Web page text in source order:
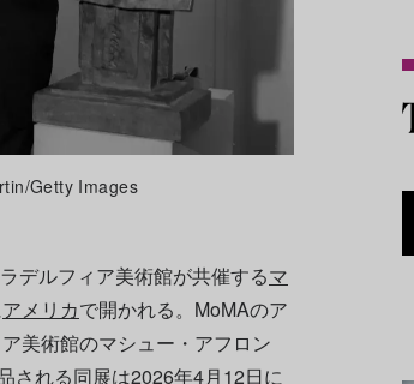
Getty Images
デルフィア美術館が共催するマ
アメリカで開かれる。MoMAのア
美術館のマシュー・アフロン
される同展は2026年4月12日に